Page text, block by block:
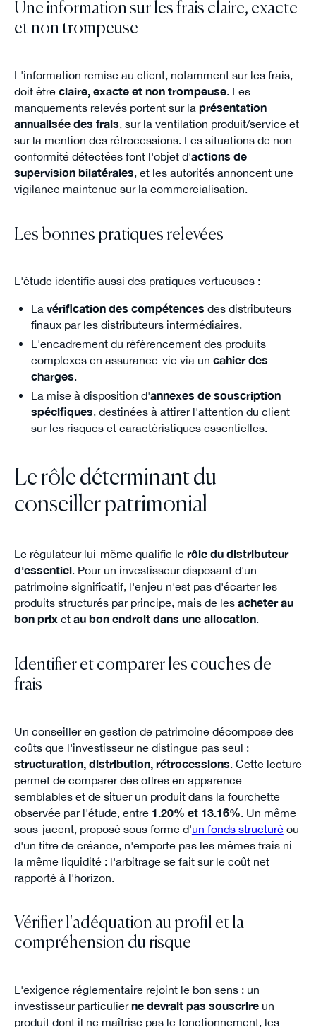
Une information sur les frais claire, exacte
et non trompeuse
L'information remise au client, notamment sur les frais,
doit être claire, exacte et non trompeuse. Les
manquements relevés portent sur la présentation
annualisée des frais, sur la ventilation produit/service et
sur la mention des rétrocessions. Les situations de non-
conformité détectées font l'objet d'actions de
supervision bilatérales, et les autorités annoncent une
vigilance maintenue sur la commercialisation.
Les bonnes pratiques relevées
L'étude identifie aussi des pratiques vertueuses :
La vérification des compétences des distributeurs
finaux par les distributeurs intermédiaires.
L'encadrement du référencement des produits
complexes en assurance-vie via un cahier des
charges.
La mise à disposition d'annexes de souscription
spécifiques, destinées à attirer l'attention du client
sur les risques et caractéristiques essentielles.
Le rôle déterminant du
conseiller patrimonial
Le régulateur lui-même qualifie le rôle du distributeur
d'essentiel. Pour un investisseur disposant d'un
patrimoine significatif, l'enjeu n'est pas d'écarter les
produits structurés par principe, mais de les acheter au
bon prix et au bon endroit dans une allocation.
Identifier et comparer les couches de
frais
Un conseiller en gestion de patrimoine décompose des
coûts que l'investisseur ne distingue pas seul :
structuration, distribution, rétrocessions. Cette lecture
permet de comparer des offres en apparence
semblables et de situer un produit dans la fourchette
observée par l'étude, entre 1.20% et 13.16%. Un même
sous-jacent, proposé sous forme d'un fonds structuréou
d'un titre de créance, n'emporte pas les mêmes frais ni
la même liquidité : l'arbitrage se fait sur le coût net
rapporté à l'horizon.
Vérifier l'adéquation au profil et la
compréhension du risque
L'exigence réglementaire rejoint le bon sens : un
investisseur particulierne devrait pas souscrireun
produit dont il ne maîtrise pas le fonctionnement, les